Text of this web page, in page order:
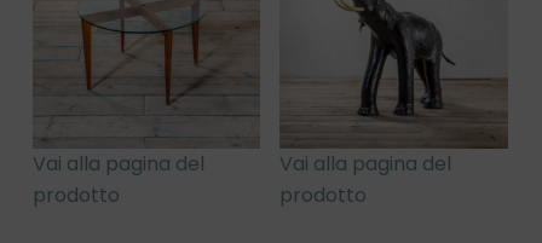
Vai alla pagina del
prodotto
Vai alla pagina del
prodotto